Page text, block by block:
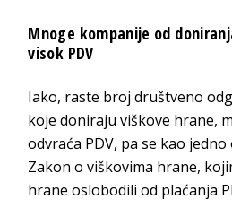
Mnoge kompanije od
visok PDV
Iako, raste broj društveno
koje doniraju viškove hrane,
odvraća PDV, pa se kao
Zakon o viškovima hrane,
hrane oslobodili od plaćanja